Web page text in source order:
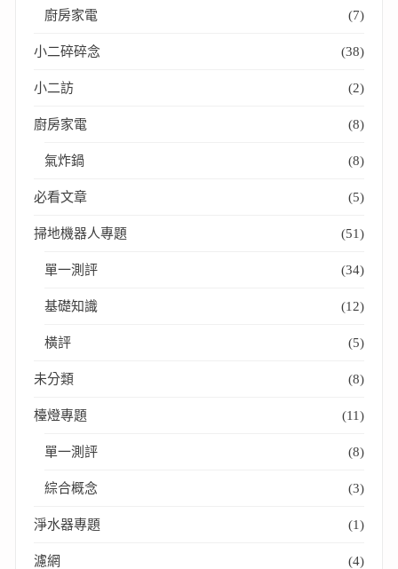
廚房家電 (7)
小二碎碎念 (38)
小二訪 (2)
廚房家電 (8)
氣炸鍋 (8)
必看文章 (5)
掃地機器人專題 (51)
單一測評 (34)
基礎知識 (12)
橫評 (5)
未分類 (8)
檯燈專題 (11)
單一測評 (8)
綜合概念 (3)
淨水器專題 (1)
濾網 (4)